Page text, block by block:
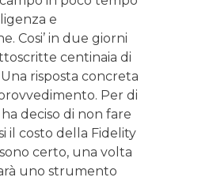
e
Cosi’ in due giorni
centinaia di
risposta concreta
Per di
deciso di non fare
il costo della Fidelity
certo, una volta
uno strumento